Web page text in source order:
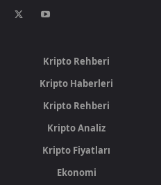
Kripto Rehberi
Kripto Haberleri
Kripto Rehberi
Kripto Analiz
Kripto Fiyatları
Ekonomi